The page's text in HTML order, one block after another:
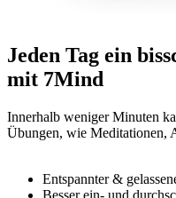
Jeden Tag ein
mit 7Mind
Innerhalb weniger Minuten
Übungen, wie Meditationen,
Entspannter &
Besser ein- und